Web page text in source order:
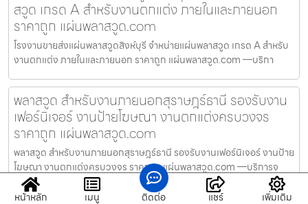
สวูด เกรด A สำหรับงานตกแต่ง ภายในและภายนอก
ราคาถูก แผ่นพลาสวูด.com
โรงงานขายส่งแผ่นพลาสวูดสิงห์บุรี จำหน่ายแผ่นพลาสวูด เกรด A สำหรับ
งานตกแต่ง ภายในและภายนอก ราคาถูก แผ่นพลาสวูด.com —บริกา
พลาสวูด สำหรับงานภายนอกสุราษฎร์ธานี รองรับงาน
เฟอร์นิเจอร์ งานป้ายโฆษณา งานตกแต่งครบวงจร
ราคาถูก แผ่นพลาสวูด.com
พลาสวูด สำหรับงานภายนอกสุราษฎร์ธานี รองรับงานเฟอร์นิเจอร์ งานป้าย
โฆษณา งานตกแต่งครบวงจร ราคาถูก แผ่นพลาสวูด.com —บริการจ
หน้าหลัก เมนู ติดต่อ แชร์ เพิ่มเติม